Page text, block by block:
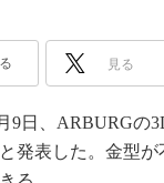
日
産業
見る
日、ARBURGの
発表した。金型